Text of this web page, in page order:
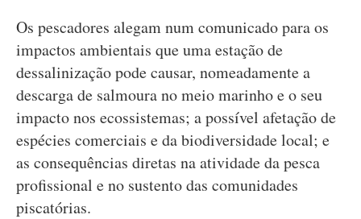
Os pescadores alegam num comunicado para os
impactos ambientais que uma estação de
dessalinização pode causar, nomeadamente a
descarga de salmoura no meio marinho e o seu
impacto nos ecossistemas; a possível afetação de
espécies comerciais e da biodiversidade local; e
as consequências diretas na atividade da pesca
profissional e no sustento das comunidades
piscatórias.